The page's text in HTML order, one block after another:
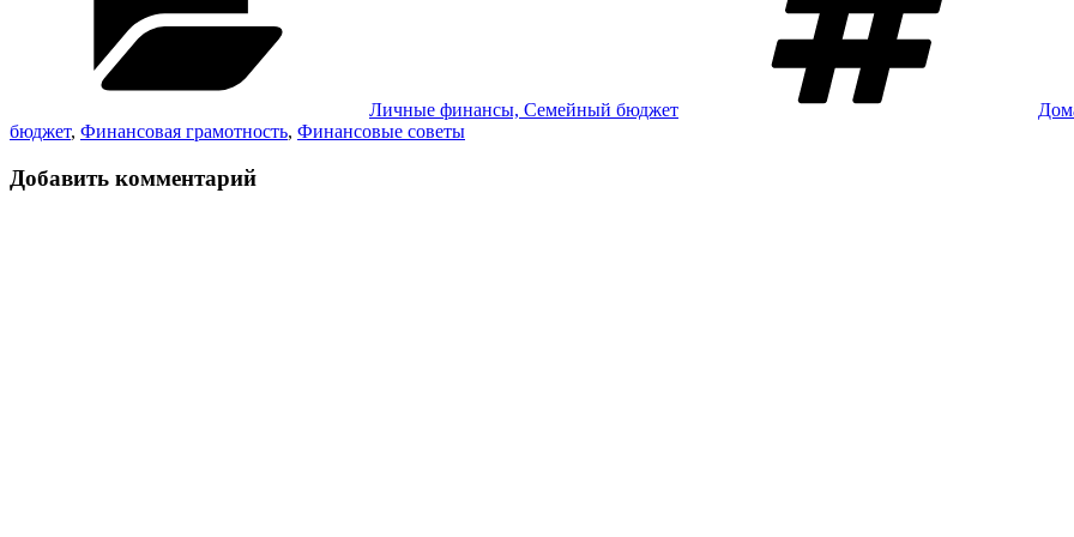
Личные финансы, Семейный бюджет
бюджет, Финансовая грамотность, Финансовые советы
Добавить комментарий